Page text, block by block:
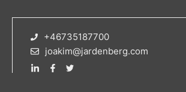
+46735187700
joakim@jardenberg.com